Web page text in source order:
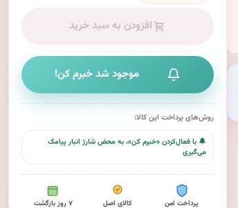
افزودن به سبد خرید
موجود شد خبرم کن!
روش‌های پرداخت این کالا:
🔔 با فعال‌کردن «خبرم کن»، به محض شارژ انبار پیامک
می‌گیری
پرداخت امن کالای اصل ۷ روز بازگشت